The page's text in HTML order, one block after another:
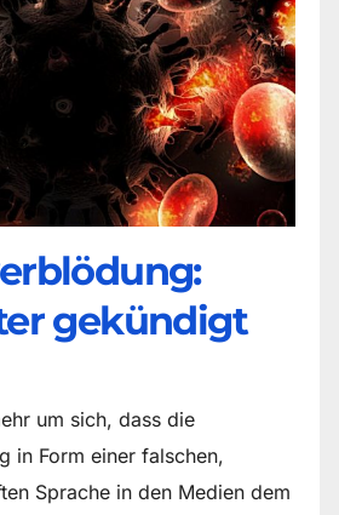
gekündigt
um sich, dass die
in Form einer falschen,
Sprache in den Medien dem